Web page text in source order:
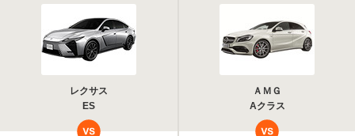
レクサス
ES
ＡＭＧ
Aクラス